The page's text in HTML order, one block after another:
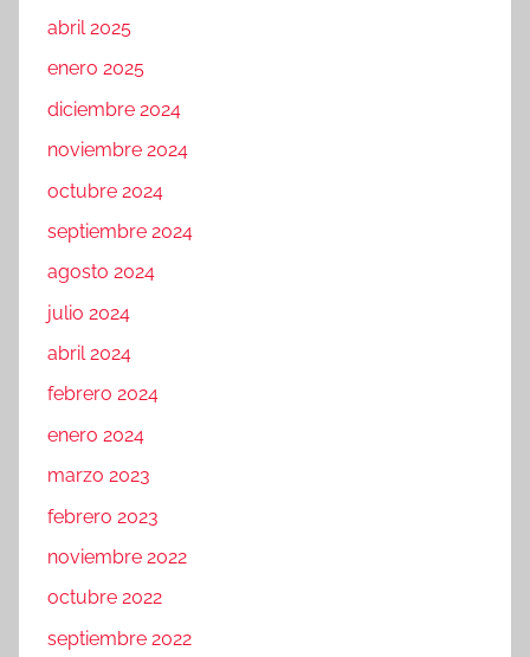
abril 2025
enero 2025
diciembre 2024
noviembre 2024
octubre 2024
septiembre 2024
agosto 2024
julio 2024
abril 2024
febrero 2024
enero 2024
marzo 2023
febrero 2023
noviembre 2022
octubre 2022
septiembre 2022